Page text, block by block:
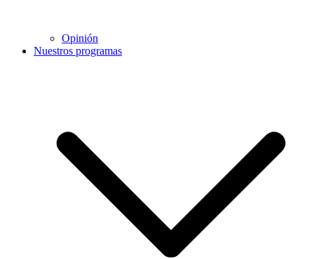
Opinión
Nuestros programas